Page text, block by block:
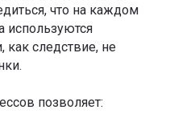
что на каждом
используются
следствие, не
позволяет: